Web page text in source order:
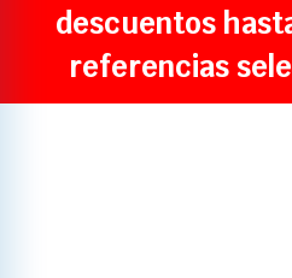
descuentos
referencias